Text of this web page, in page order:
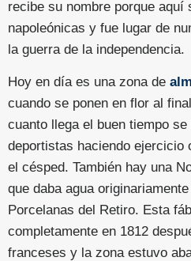
recibe su nombre porque aquí
napoleónicas y fue lugar de
la guerra de la independencia.
Hoy en día es una zona de
cuando se ponen en flor al
cuanto llega el buen tiempo
deportistas haciendo ejercicio
el césped. También hay una
que daba agua
Porcelanas del Retiro. Esta
completamente en 1812
franceses y la zona estuvo